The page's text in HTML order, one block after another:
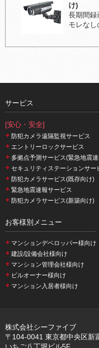
け)
長期間録
モレなし
サービス
[安心・安全]
防犯カメラ遠隔監視サービス
エントリーロックサービス
多拠点予測サービス(緊急地震
セキュリティステーションサー
防犯カメラサービス(既存向け)
緊急地震速報サービス
防犯カメラサービス(新築向け)
お客様別メニュー
マンションデベロッパー様向け
建設/設備会社様向け
マンション管理会社様向け
ビルオーナー様向け
マンション入居者様向け
株式会社シーファイブ
〒104-0041 東京都中央区新